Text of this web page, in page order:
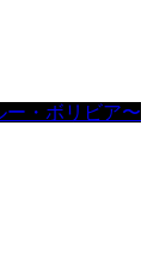
ー・ボリビア〜